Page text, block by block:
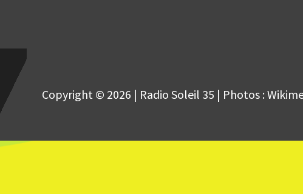
Copyright © 2026 | Radio Soleil 35 | Photos :